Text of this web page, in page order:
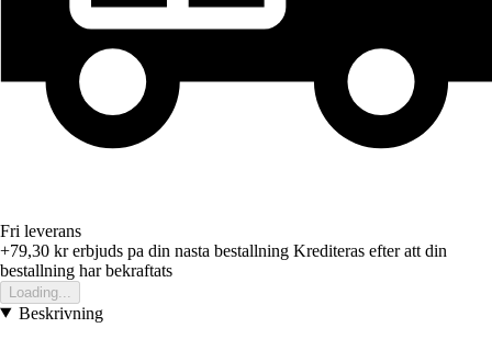
Fri leverans
+79,30 krerbjuds pa din nasta bestallning Krediteras efter att din
bestallning har bekraftats
Loading...
Beskrivning